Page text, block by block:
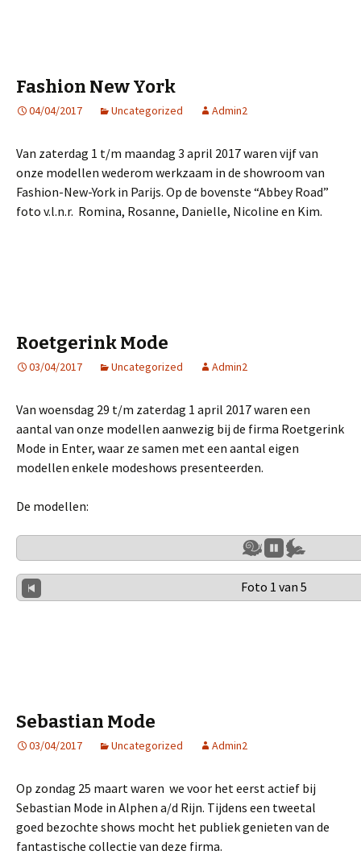
Fashion New York
04/04/2017 Uncategorized Admin2
Van zaterdag 1 t/m maandag 3 april 2017 waren vijf van
onze modellen wederom werkzaam in de showroom van
Fashion-New-York in Parijs. Op de bovenste “Abbey Road”
foto v.l.n.r. Romina, Rosanne, Danielle, Nicoline en Kim.
Roetgerink Mode
03/04/2017 Uncategorized Admin2
Van woensdag 29 t/m zaterdag 1 april 2017 waren een
aantal van onze modellen aanwezig bij de firma Roetgerink
Mode in Enter, waar ze samen met een aantal eigen
modellen enkele modeshows presenteerden.
De modellen:
Foto 1 van 5
Sebastian Mode
03/04/2017 Uncategorized Admin2
Op zondag 25 maart waren we voor het eerst actief bij
Sebastian Mode in Alphen a/d Rijn. Tijdens een tweetal
goed bezochte shows mocht het publiek genieten van de
fantastische collectie van deze firma.